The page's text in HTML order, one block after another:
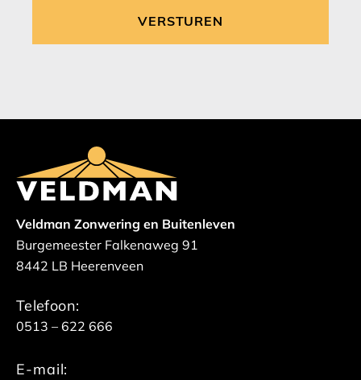
Veldman Zonwering en Buitenleven
Burgemeester Falkenaweg 91
8442 LB Heerenveen
Telefoon:
0513 – 622 666
E-mail: